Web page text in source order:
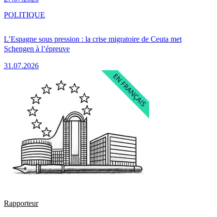
L’Espagne sous pression : la crise migratoire de Ceuta met
Schengen à l’épreuve
31.07.2026
POLITIQUE
Rapporteur